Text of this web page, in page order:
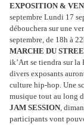
EXPOSITION &
septembre Lundi 17
débouchera sur une
septembre, de 18h à
MARCHE DU
ik’Art se tiendra sur la
divers exposants
culture hip-hop. Une
musique tout au long
JAM SESSION,
participants vont